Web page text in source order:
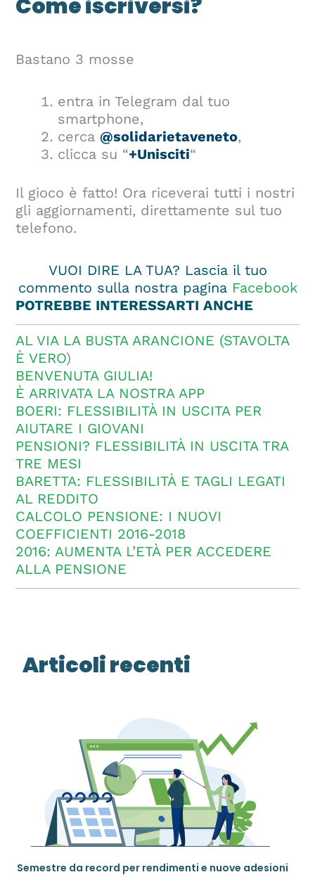
Come iscriversi?
Bastano 3 mosse
entra in Telegram dal tuo
smartphone,
cerca@solidarietaveneto,
clicca su “+Unisciti“
Il gioco è fatto! Ora riceverai tutti i nostri
gli aggiornamenti, direttamente sul tuo
telefono.
VUOI DIRE LA TUA? Lascia il tuo
commento sulla nostra pagina Facebook
POTREBBE INTERESSARTI ANCHE
AL VIA LA BUSTA ARANCIONE (STAVOLTA
È VERO)
BENVENUTA GIULIA!
È ARRIVATA LA NOSTRA APP
BOERI: FLESSIBILITÀ IN USCITA PER
AIUTARE I GIOVANI
PENSIONI? FLESSIBILITÀ IN USCITA TRA
TRE MESI
BARETTA: FLESSIBILITÀ E TAGLI LEGATI
AL REDDITO
CALCOLO PENSIONE: I NUOVI
COEFFICIENTI 2016-2018
2016: AUMENTA L’ETÀ PER ACCEDERE
ALLA PENSIONE
Articoli recenti
Semestre da record per rendimenti e nuove adesioni